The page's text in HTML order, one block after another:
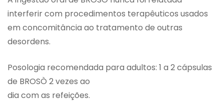
interferir com procedimentos terapêuticos usados
em concomitância ao tratamento de outras
desordens.
Posologia recomendada para adultos: 1 a 2 cápsulas
de BROSÒ 2 vezes ao
dia com as refeições.